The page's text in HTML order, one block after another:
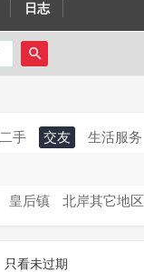
日志
搜
二手 交友 生活服务
皇后镇 北岸其它地区
只看未过期